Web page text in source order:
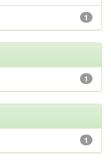
1
1
1